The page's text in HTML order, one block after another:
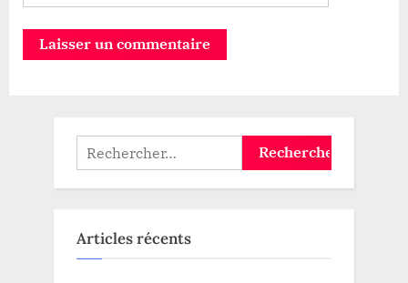
Rechercher :
Articles récents